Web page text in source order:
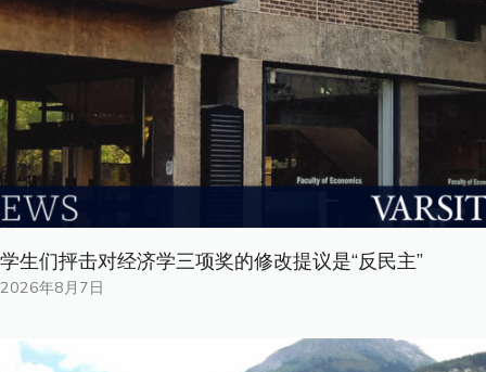
学生们抨击对经济学三项奖的修改提议是“反民主”
2026年8月7日